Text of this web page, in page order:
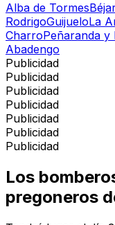
Alba de Tormes
RodrigoGuijueloLa
CharroPeñaranda y
Abadengo
Publicidad
Publicidad
Publicidad
Publicidad
Publicidad
Publicidad
Publicidad
Los
pregoneros